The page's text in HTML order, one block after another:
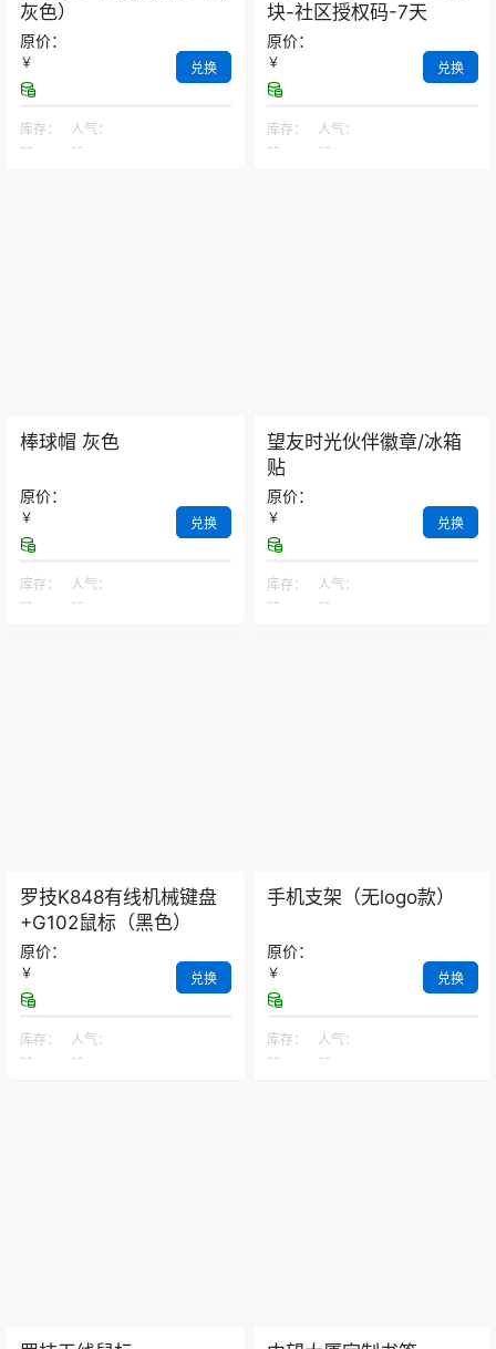
灰色）
原价：
￥ 兑换
库存：
--
人气：
--
块-社区授权码-7天
原价：
￥ 兑换
库存：
--
人气：
--
棒球帽 灰色
原价：
￥ 兑换
库存：
--
人气：
--
望友时光伙伴徽章/冰箱
贴
原价：
￥ 兑换
库存：
--
人气：
--
罗技K848有线机械键盘
+G102鼠标（黑色）
原价：
￥ 兑换
库存：
--
人气：
--
手机支架（无logo款）
原价：
￥ 兑换
库存：
--
人气：
--